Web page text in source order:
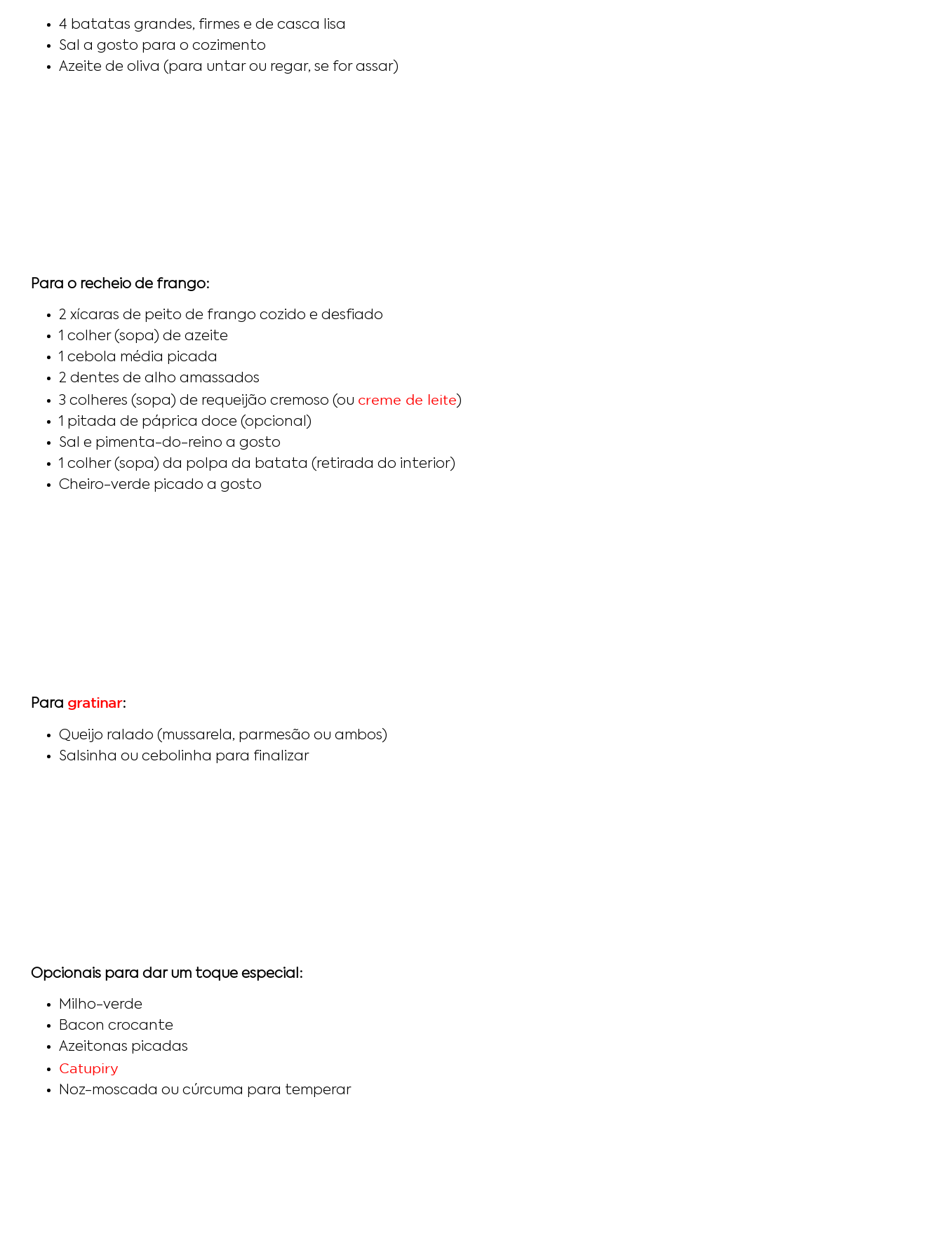
4 batatas grandes, firmes e de casca lisa
Sal a gosto para o cozimento
Azeite de oliva (para untar ou regar, se for assar)
Para o recheio de frango:
2 xícaras de peito de frango cozido e desfiado
1 colher (sopa) de azeite
1 cebola média picada
2 dentes de alho amassados
3 colheres (sopa) de requeijão cremoso (ou creme de leite)
1 pitada de páprica doce (opcional)
Sal e pimenta-do-reino a gosto
1 colher (sopa) da polpa da batata (retirada do interior)
Cheiro-verde picado a gosto
Para gratinar:
Queijo ralado (mussarela, parmesão ou ambos)
Salsinha ou cebolinha para finalizar
Opcionais para dar um toque especial:
Milho-verde
Bacon crocante
Azeitonas picadas
Catupiry
Noz-moscada ou cúrcuma para temperar